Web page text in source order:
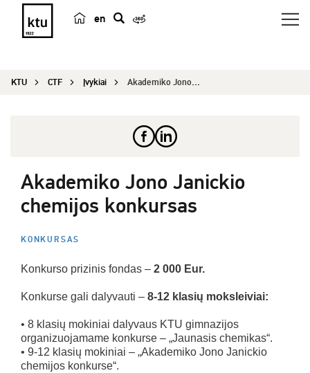
en
e
KTU CTF Įvykiai Akademiko Jono Janickio chemijos konkursas
Akademiko Jono Janickio
chemijos konkursas
KONKURSAS
Konkurso prizinis fondas – 2 000 Eur.
Konkurse gali dalyvauti – 8-12 klasių moksleiviai:
• 8 klasių mokiniai dalyvaus KTU gimnazijos
organizuojamame konkurse – „Jaunasis chemikas“.
• 9-12 klasių mokiniai – „Akademiko Jono Janickio
chemijos konkurse“.